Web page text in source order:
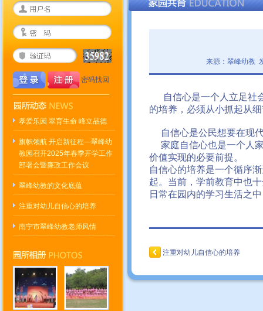
密码找回
孝爱乐园 翠育生命 峰立品德
旗帜领航 开启新征程—翠峰幼
教园召开2025年春季开学工作
部署会暨廉政工作会议
翠峰幼教的文化底蕴
注重对幼儿自信心的培养
南宁市翠峰幼教老师风情
来源：翠峰幼教
自信心是一个人立足社
的培养，必须从小抓起从
自信心是公民想要在现
家庭自信心也是一个人
价值实现的必要前提。
自信心的培养是一个循序
起。当前，学前教育中也
日常在园内的学习生活之
注重对幼儿自信心的培养